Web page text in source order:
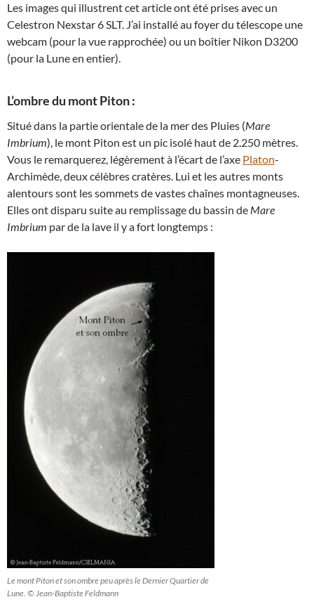
Les images qui illustrent cet article ont été prises avec un
Celestron Nexstar 6 SLT. J’ai installé au foyer du télescope une
webcam (pour la vue rapprochée) ou un boîtier Nikon D3200
(pour la Lune en entier).
L’ombre du mont Piton :
Situé dans la partie orientale de la mer des Pluies (Mare
Imbrium), le mont Piton est un pic isolé haut de 2.250 mètres.
Vous le remarquerez, légèrement à l’écart de l’axe Platon-
Archimède, deux célèbres cratères. Lui et les autres monts
alentours sont les sommets de vastes chaînes montagneuses.
Elles ont disparu suite au remplissage du bassin de Mare
Imbrium par de la lave il y a fort longtemps :
Le mont Piton et son ombre peu après le Dernier Quartier de
Lune. © Jean-Baptiste Feldmann